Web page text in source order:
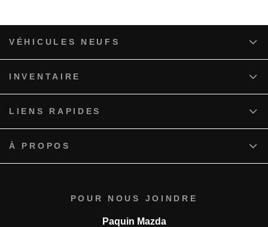
POUR NOUS JOINDRE
Paquin Mazda
VÉHICULES NEUFS
INVENTAIRE
LIENS RAPIDES
À PROPOS